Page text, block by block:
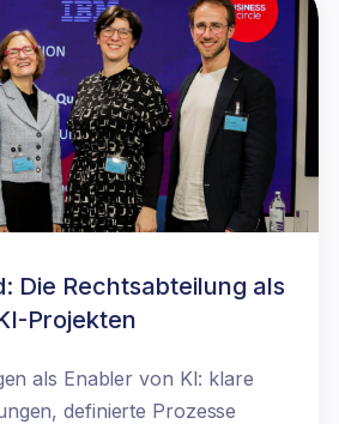
Die Rechtsabteilung als
Projekten
als Enabler von KI: klare
definierte Prozesse